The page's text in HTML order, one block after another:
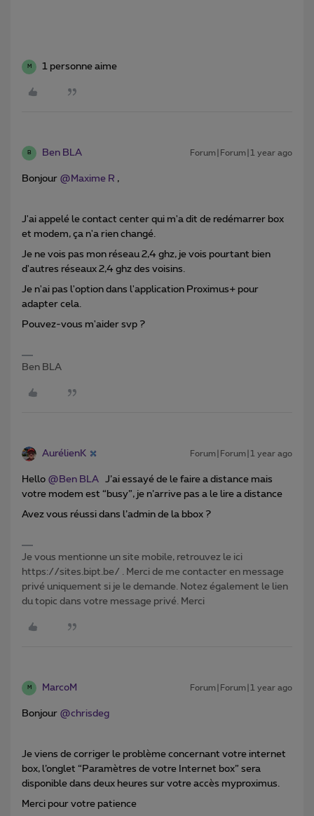
M 1 personne aime
B Ben BLA Forum|Forum|1 year ago
Bonjour ​ @Maxime R ,
J'ai appelé le contact center qui m'a dit de redémarrer box
et modem, ça n'a rien changé.
Je ne vois pas mon réseau 2,4 ghz, je vois pourtant bien
d'autres réseaux 2,4 ghz des voisins.
Je n'ai pas l'option dans l'application Proximus+ pour
adapter cela.
Pouvez-vous m'aider svp ?
Ben BLA
AurélienK Forum|Forum|1 year ago
Hello ​ @Ben BLA J’ai essayé de le faire a distance mais
votre modem est “busy”, je n’arrive pas a le lire a distance
Avez vous réussi dans l’admin de la bbox ?
Je vous mentionne un site mobile, retrouvez le ici
https://sites.bipt.be/ . Merci de me contacter en message
privé uniquement si je le demande. Notez également le lien
du topic dans votre message privé. Merci
M MarcoM Forum|Forum|1 year ago
Bonjour @chrisdeg
Je viens de corriger le problème concernant votre internet
box, l’onglet “Paramètres de votre Internet box” sera
disponible dans deux heures sur votre accès myproximus.
Merci pour votre patience